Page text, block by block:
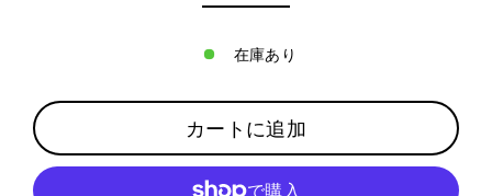
在庫あり
カートに追加